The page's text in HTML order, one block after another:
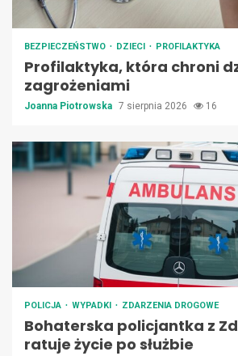
BEZPIECZEŃSTWO DZIECI PROFILAKTYKA
Profilaktyka, która chroni
zagrożeniami
Joanna Piotrowska 7 sierpnia 2026 16
POLICJA WYPADKI ZDARZENIA DROGOWE
Bohaterska policjantka z
ratuje życie po służbie